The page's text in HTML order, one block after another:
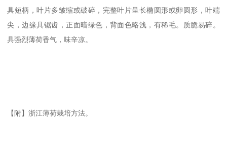
具短柄，叶片多皱缩或破碎，完整叶片呈长椭圆形或卵圆形，叶端
尖，边缘具锯齿，正面暗绿色，背面色略浅，有稀毛。质脆易碎。
具强烈薄荷香气，味辛凉。
【附】浙江薄荷栽培方法。